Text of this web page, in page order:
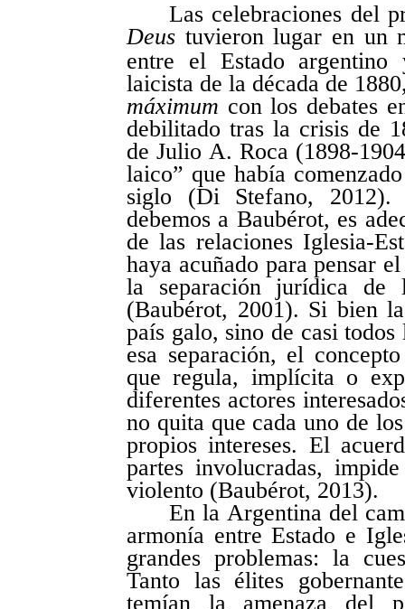
Las celebraciones del
Deus tuvieron lugar en un
entre el Estado
laicista de la década de
máximum con los debates
debilitado tras la crisis de
de Julio A. Roca (1898-
laico” que había
siglo (Di Stefano,
debemos a Baubérot, es
de las relaciones Iglesia-
haya acuñado para pensar
la separación jurídica
(Baubérot, 2001). Si bien
país galo, sino de casi
esa separación, el
que regula, implícita o
diferentes actores
no quita que cada uno de
propios intereses. El
partes involucradas,
violento (Baubérot, 2013).
En la Argentina del
armonía entre Estado e
grandes problemas: la
Tanto las élites
temían la amenaza del